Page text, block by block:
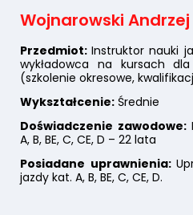
Wojnarowski Andrzej
Przedmiot:Instruktor nauki
wykładowca na kursach
(szkolenie okresowe,
Wykształcenie: Średnie
Doświadczenie zawodowe:
A, B, BE, C, CE, D – 22 lata
Posiadane uprawnienia:
jazdy kat. A, B, BE, C, CE, D.